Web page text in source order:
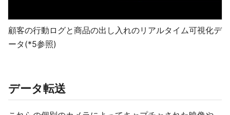
顧客の行動ログと商品の出し入れのリアルタイム可視化デ
ータ(*5参照)
データ転送